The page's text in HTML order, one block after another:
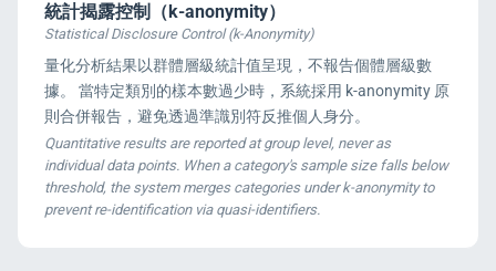
統計揭露控制（k-anonymity）
Statistical Disclosure Control (k-Anonymity)
量化分析結果以群體層級統計值呈現，不報告個體層級數
據。 當特定類別的樣本數過少時，系統採用 k-anonymity 原
則合併報告，避免透過準識別符反推個人身分。
Quantitative results are reported at group level, never as
individual data points. When a category's sample size falls below
threshold, the system merges categories under k-anonymity to
prevent re-identification via quasi-identifiers.